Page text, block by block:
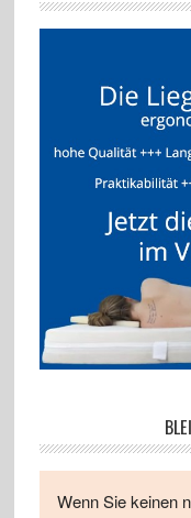
Wenn Sie keinen